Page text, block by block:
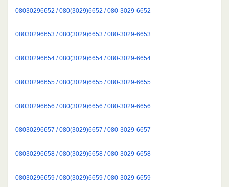
08030296652 / 080(3029)6652 / 080-3029-6652
08030296653 / 080(3029)6653 / 080-3029-6653
08030296654 / 080(3029)6654 / 080-3029-6654
08030296655 / 080(3029)6655 / 080-3029-6655
08030296656 / 080(3029)6656 / 080-3029-6656
08030296657 / 080(3029)6657 / 080-3029-6657
08030296658 / 080(3029)6658 / 080-3029-6658
08030296659 / 080(3029)6659 / 080-3029-6659